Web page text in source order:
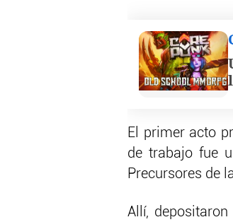
El primer acto
de trabajo fue
Precursores de
Allí,